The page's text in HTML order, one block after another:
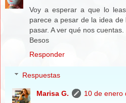
Voy a esperar a que lo
parece a pesar de la idea
pasar. A ver qué nos cuentas.
Besos
Responder
Respuestas
Marisa G.
10 de enero